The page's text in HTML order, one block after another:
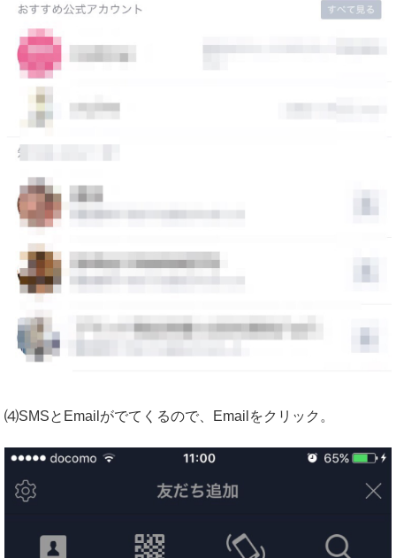
⑷SMSとEmailがでてくるので、Emailをクリック。